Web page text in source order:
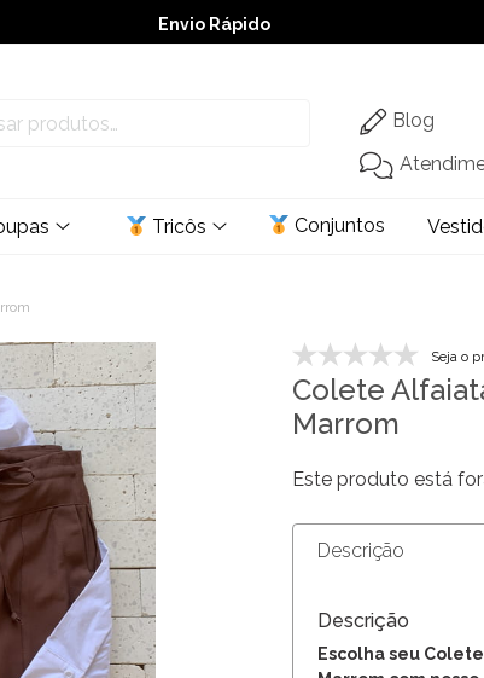
Envio Rápido
➚ Ofertas– Até 60% OFF
Blog
Tricôs Conjuntos
Seja o
Colete
Marrom
Este produto está
Descrição
Descrição
Escolha seu